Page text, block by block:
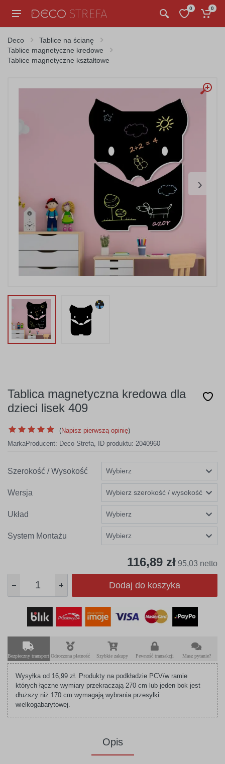
0 0
Deco
Tablice na ścianę
Tablice magnetyczne kredowe
Tablice magnetyczne kształtowe
›
Tablica magnetyczna kredowa dla
dzieci lisek 409
(Napisz pierwszą opinię)
MarkaProducent: Deco Strefa, ID produktu: 2040960
Szerokość / Wysokość
Wersja
Układ
System Montażu
116,89 zł 95,03 netto
Dodaj do koszyka
Bezpieczny transport Odroczona płatność Szybkie zakupy Pewność transakcji Masz pytanie?
Wysyłka od 16,99 zł. Produkty na podkładzie PCV/w ramie
których łączne wymiary przekraczają 270 cm lub jeden bok jest
dłuższy niż 170 cm wymagają wybrania przesyłki
wielkogabarytowej.
Opis